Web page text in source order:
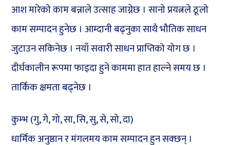
आश मारेको काम बन्नाले उत्साह जाग्नेछ । सानो प्रयत्नले ठूलो
काम सम्पादन हुनेछ । आम्दानी बढ्नुका साथै भौतिक साधन
जुटाउन सकिनेछ । नयाँ सवारी साधन प्राप्तिको योग छ ।
दीर्घकालीन रूपमा फाइदा हुने काममा हात हाल्ने समय छ ।
तार्किक क्षमता बढ्नेछ ।
कुम्भ (गु, गे, गो, सा, सि, सु, से, सो, दा)
धार्मिक अनुष्ठान र मंगलमय काम सम्पादन हुन सक्छन् ।